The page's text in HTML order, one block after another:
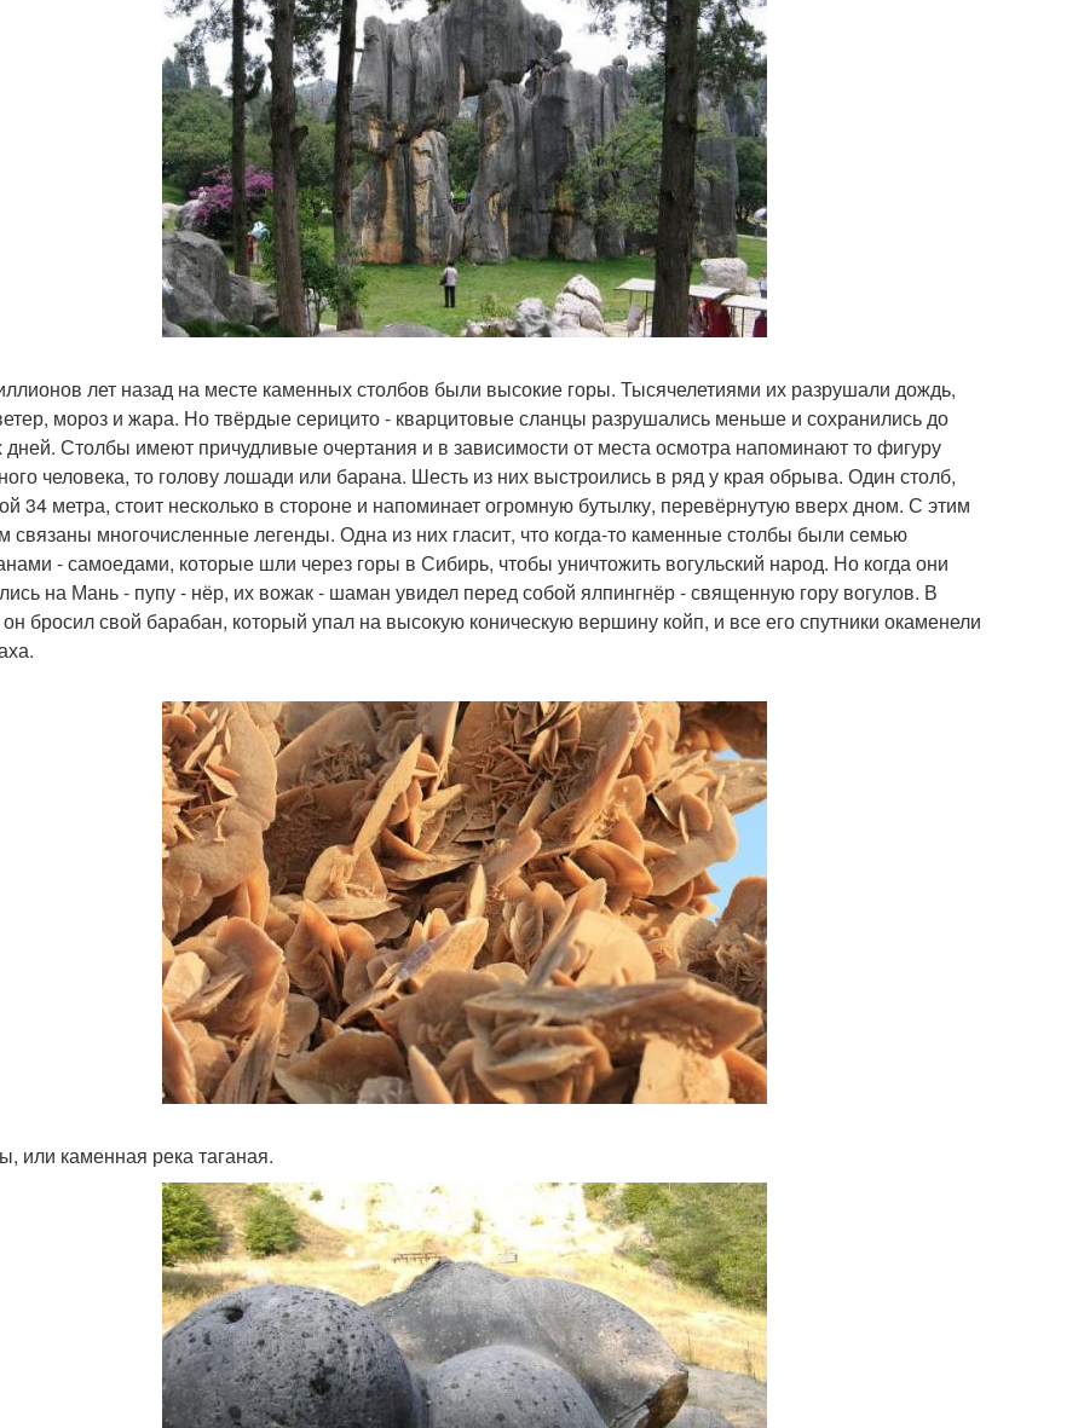
лет назад на месте каменных столбов были высокие горы. Тысячелетиями их разрушали дождь,
мороз и жара. Но твёрдые серицито - кварцитовые сланцы разрушались меньше и сохранились до
Столбы имеют причудливые очертания и в зависимости от места осмотра напоминают то фигуру
человека, то голову лошади или барана. Шесть из них выстроились в ряд у края обрыва. Один столб,
34 метра, стоит несколько в стороне и напоминает огромную бутылку, перевёрнутую вверх дном. С этим
связаны многочисленные легенды. Одна из них гласит, что когда-то каменные столбы были семью
- самоедами, которые шли через горы в Сибирь, чтобы уничтожить вогульский народ. Но когда они
на Мань - пупу - нёр, их вожак - шаман увидел перед собой ялпингнёр - священную гору вогулов. В
бросил свой барабан, который упал на высокую коническую вершину койп, и все его спутники окаменели
или каменная река таганая.